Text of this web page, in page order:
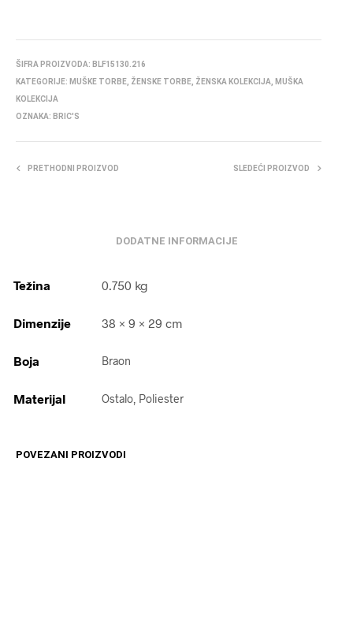
ŠIFRA PROIZVODA: BLF15130.216
KATEGORIJE: MUŠKE TORBE ŽENSKE TORBE ŽENSKA KOLEKCIJA
MUŠKA
KOLEKCIJA
OZNAKA: BRIC'S
PRETHODNI PROIZVOD SLEDEĆI PROIZVOD
DODATNE INFORMACIJE
Težina 0.750 kg
Dimenzije 38 × 9 × 29 cm
Boja Braon
Materijal Ostalo, Poliester
POVEZANI PROIZVODI